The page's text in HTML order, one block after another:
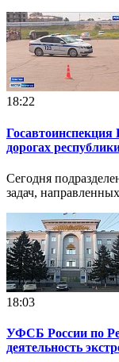
18:22
Госавтоинспекция
дорогах
Сегодня
задач,
18:03
УФСБ России по
деятельность